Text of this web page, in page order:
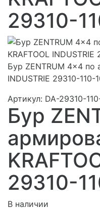
29310-
Бур ZENTRUM 4x4 по
INDUSTRIE 29310-110-
Артикул: DA-29310-
Бур
29310-
В наличии